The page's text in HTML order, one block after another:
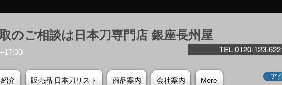
のご相談は日本刀専門店 銀座⻑州屋
TEL 0120-123-622
介 販売品 日本刀リスト 商品案内 会社案内 More ア